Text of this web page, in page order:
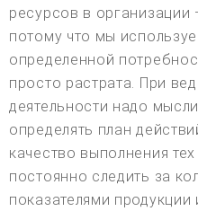
ресурсов в организации
потому что мы
определенной
просто растрата. При
деятельности надо
определять план
качество выполнения
постоянно следить за
показателями продукции